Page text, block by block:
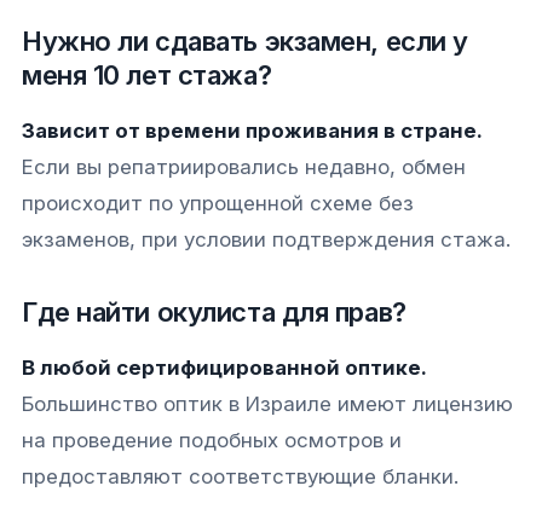
Нужно ли сдавать экзамен, если у
меня 10 лет стажа?
Зависит от времени проживания в стране.
Если вы репатриировались недавно, обмен
происходит по упрощенной схеме без
экзаменов, при условии подтверждения стажа.
Где найти окулиста для прав?
В любой сертифицированной оптике.
Большинство оптик в Израиле имеют лицензию
на проведение подобных осмотров и
предоставляют соответствующие бланки.